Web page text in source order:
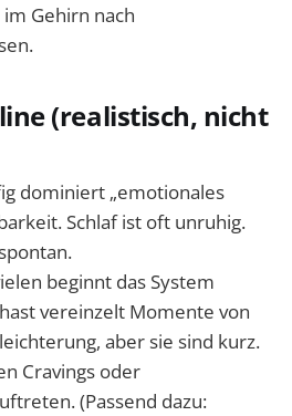
Gehirn nach
(realistisch, nicht
dominiert „emotionales
Schlaf ist oft unruhig.
beginnt das System
vereinzelt Momente von
aber sie sind kurz.
Cravings oder
(Passend dazu: